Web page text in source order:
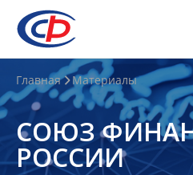
О
нас
О
СФР
Главная Материалы
СОЮЗ
РОССИИ